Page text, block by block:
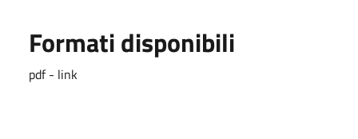
Formati disponibili
pdf - link